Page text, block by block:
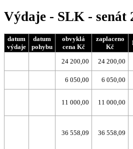
Výdaje - SLK - senát
datum
výdaje
datum
pohybu
obvyklá
cena Kč
zaplaceno
Kč
24 200,00 24 200,00
6 050,00
6 050,00
11 000,00 11 000,00
36 558,09 36 558,09